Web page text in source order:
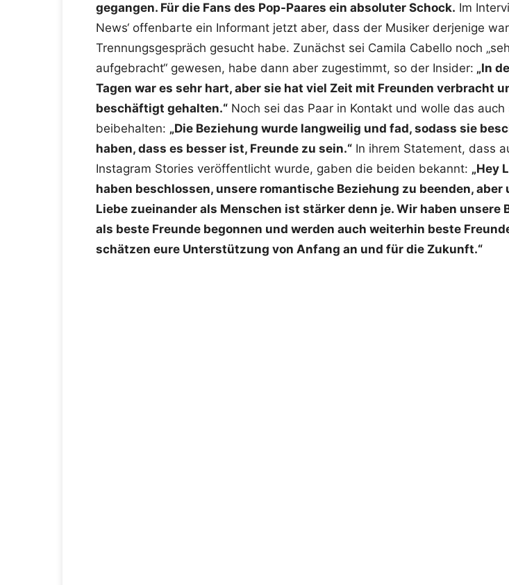
gegangen. Für die Fans des Pop-Paares ein absoluter Schock. Im
News‘ offenbarte ein Informant jetzt aber, dass der Musiker derjenige
Trennungsgespräch gesucht habe. Zunächst sei Camila Cabello noch
aufgebracht“ gewesen, habe dann aber zugestimmt, so der Insider: „In
Tagen war es sehr hart, aber sie hat viel Zeit mit Freunden verbracht
beschäftigt gehalten.“ Noch sei das Paar in Kontakt und wolle das auch
beibehalten: „Die Beziehung wurde langweilig und fad, sodass sie
haben, dass es besser ist, Freunde zu sein.“ In ihrem Statement, dass
Instagram Stories veröffentlicht wurde, gaben die beiden bekannt: „Hey
haben beschlossen, unsere romantische Beziehung zu beenden, aber
Liebe zueinander als Menschen ist stärker denn je. Wir haben unsere
als beste Freunde begonnen und werden auch weiterhin beste
schätzen eure Unterstützung von Anfang an und für die Zukunft.“